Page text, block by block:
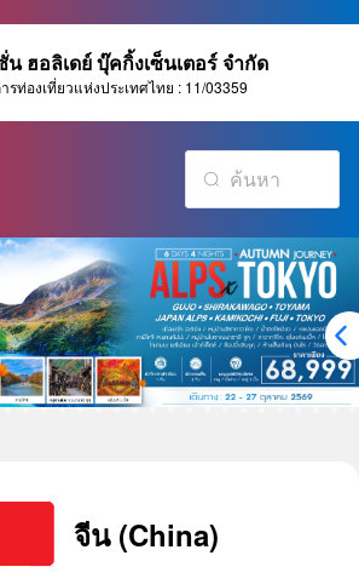
ฮอลิเดย์ บุ๊คกิ้งเซ็นเตอร์ จำกัด
ท่องเที่ยวแห่งประเทศไทย : 11/03359
จีน (China)